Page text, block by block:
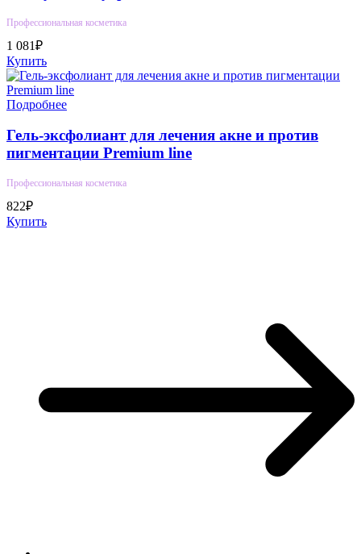
Профессиональная косметика
1 081₽
Купить
Подробнее
Гель-эксфолиант для лечения акне и против
пигментации Premium line
Профессиональная косметика
822₽
Купить